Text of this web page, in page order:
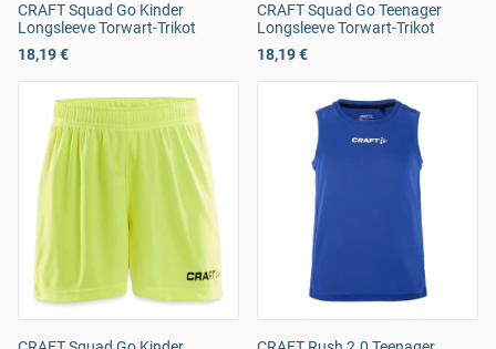
CRAFT Squad Go Kinder
Longsleeve Torwart-Trikot
18,19 €
CRAFT Squad Go Teenager
Longsleeve Torwart-Trikot
18,19 €